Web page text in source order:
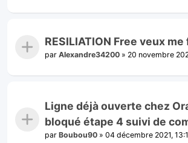
RESILIATION Free veux
par Alexandre34200 » 20 novembre
Ligne déjà ouverte chez
bloqué étape 4 suivi de
par Boubou90 » 04 décembre 2021,